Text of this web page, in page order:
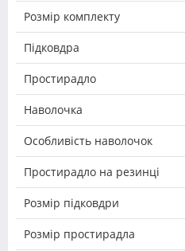
Розмір комплекту
Підковдра
Простирадло
Наволочка
Особливість наволочок
Простирадло на резинці
Розмір підковдри
Розмір простирадла